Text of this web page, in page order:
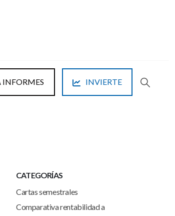
INFORMES INVIERTE
CATEGORÍAS
Cartas semestrales
Comparativa rentabilidad a